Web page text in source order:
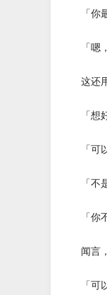
「你最
「嗯，
这还用
「想好
「可以
「不是
「你不
闻言，
「可以